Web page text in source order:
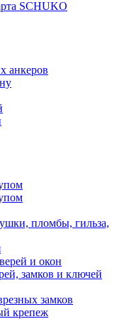
SCHUKO
анкеров
пломбы, гильза,
и окон
замков и ключей
замков
крепеж